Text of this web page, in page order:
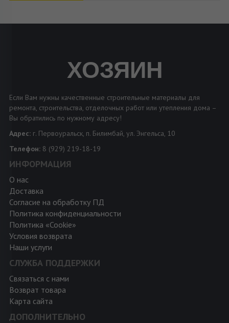
ХОЗЯИН
Если Вам нужны качественные строительные материалы для
ремонта, строительства, отделочных работ или утепления дома –
Вы обратились по нужному адресу!
Адрес: г. Первоуральск, п. Билимбай, ул. Энгельса, 10
Телефон: 8 (929) 219-18-19
ИНФОРМАЦИЯ
О нас
Доставка
Согласие на обработку ПД
Политика конфиденциальности
Политика «Cookie»
Условия возврата
Наши услуги
СЛУЖБА ПОДДЕРЖКИ
Связаться с нами
Возврат товара
Карта сайта
ДОПОЛНИТЕЛЬНО